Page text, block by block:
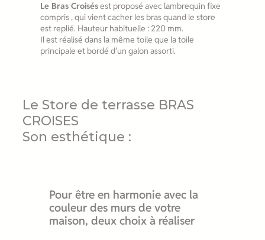
Le Bras Croisésest proposé avec lambrequin fixe
compris , qui vient cacher les bras quand le store
est replié. Hauteur habituelle : 220 mm.
Il est réalisé dans la même toile que la toile
principale et bordé d’un galon assorti.
Le Store de terrasse BRAS
CROISES
Son esthétique :
Pour être en harmonie avec la
couleur des murs de votre
maison, deux choix à réaliser